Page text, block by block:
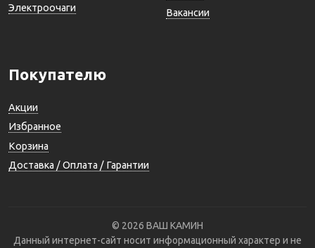
Электроочаги
Вакансии
Покупателю
Акции
Избранное
Корзина
Доставка / Оплата / Гарантии
© 2026 ВАШ КАМИН
Данный интернет-сайт носит информационный характер и не